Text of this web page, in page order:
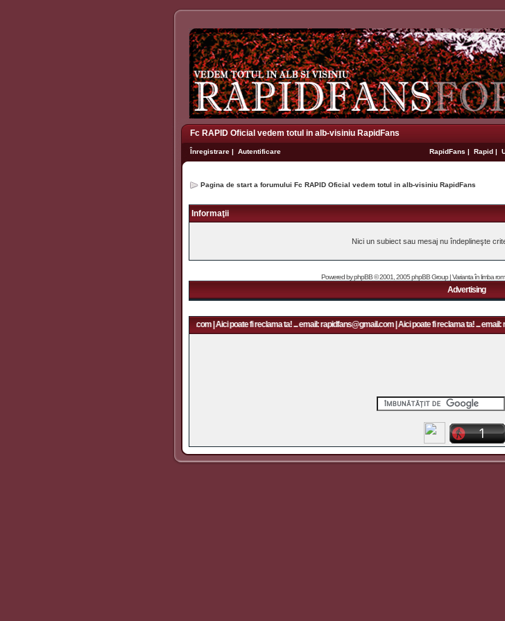
Fc RAPID Oficial vedem totul in alb-visiniu RapidFans
Înregistrare | Autentificare RapidFans | Rapid |
Pagina de start a forumului Fc RAPID Oficial vedem totul in alb-visiniu RapidFans
Informaţii
Nici un subiect sau mesaj nu îndeplineşte
Powered byphpBB© 2001, 2005 phpBB Group | Varianta în limba
Advertising
Aici poate fi reclama ta! ... email: rapidfans@gmail.com | Aici poate fi reclama ta! ... email: rapidfans@gmail.com | Aici poate fi reclama ta! ... email: